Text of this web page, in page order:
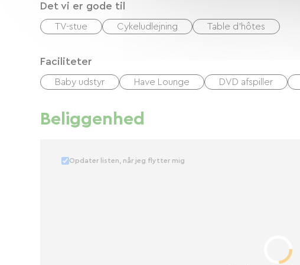
Det vi er gode til
TV-stue Cykeludlejning Table d'hôtes
Faciliteter
Baby udstyr Have Lounge DVD afspiller
Beliggenhed
Opdater listen, når jeg flytter mig